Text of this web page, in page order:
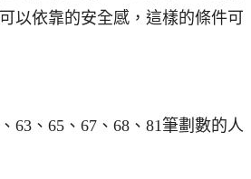
以依靠的安全感，這樣的條件可
63、65、67、68、81筆劃數的人